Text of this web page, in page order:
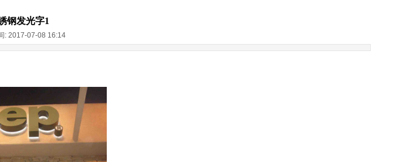
钢发光字1
: 2017-07-08 16:14